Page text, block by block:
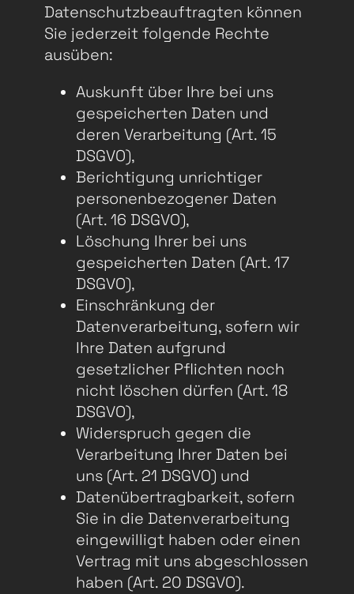
Datenschutzbeauftragten können
Sie jederzeit folgende Rechte
ausüben:
Auskunft über Ihre bei uns
gespeicherten Daten und
deren Verarbeitung (Art. 15
DSGVO),
Berichtigung unrichtiger
personenbezogener Daten
(Art. 16 DSGVO),
Löschung Ihrer bei uns
gespeicherten Daten (Art. 17
DSGVO),
Einschränkung der
Datenverarbeitung, sofern wir
Ihre Daten aufgrund
gesetzlicher Pflichten noch
nicht löschen dürfen (Art. 18
DSGVO),
Widerspruch gegen die
Verarbeitung Ihrer Daten bei
uns (Art. 21 DSGVO) und
Datenübertragbarkeit, sofern
Sie in die Datenverarbeitung
eingewilligt haben oder einen
Vertrag mit uns abgeschlossen
haben (Art. 20 DSGVO).